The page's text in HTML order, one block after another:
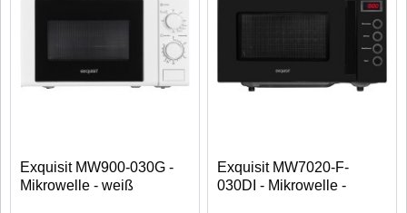
Exquisit MW900-030G -
Mikrowelle - weiß
Exquisit MW7020-F-
030DI - Mikrowelle -